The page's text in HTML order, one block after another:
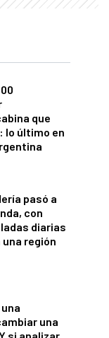
que
lo último en
pasó a
con
diarias
región
una